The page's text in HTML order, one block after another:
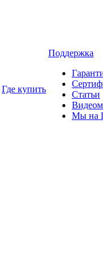
Где купить
Поддержка
Статьи
Мы на